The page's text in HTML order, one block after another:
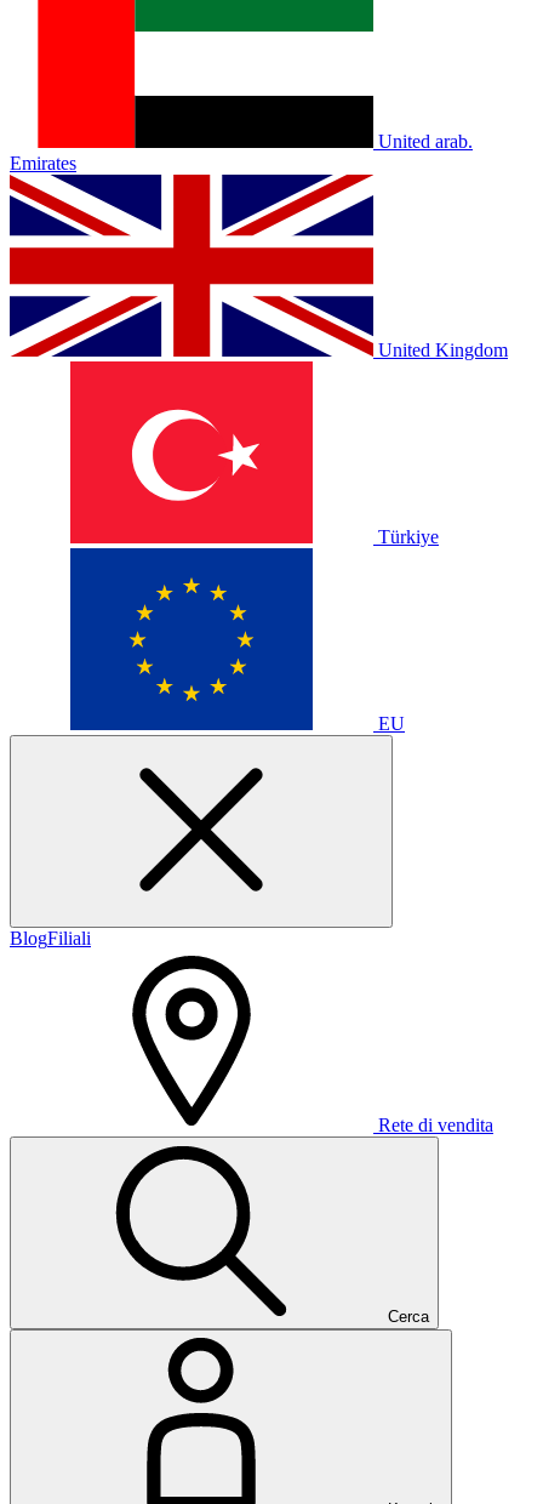
United arab.
Emirates
United Kingdom
Türkiye
EU
BlogFiliali
Rete di vendita
Cerca